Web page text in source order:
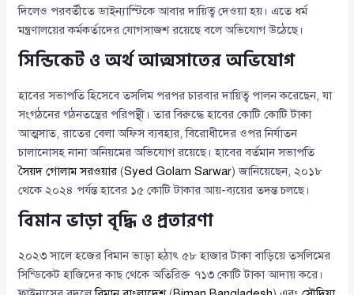
দিলেও পরবর্তীতে ডাইন্যাস্টিকে আবার দায়িত্ব দেওয়া হয়। এতে ধর্ম
মন্ত্রণালয়ের কর্মকর্তাদের যোগসাজশ রয়েছে বলে অভিযোগ উঠেছে।
সিন্ডিকেট ও অর্থ আত্মসাতের অভিযোগ
হাবের সভাপতি হিসেবে তসলিম পরপর চারবার দায়িত্ব পালন করেছেন, যা
সংগঠনের গঠনতন্ত্রের পরিপন্থী। তার বিরুদ্ধে হাবের কোটি কোটি টাকা
আত্মসাত, রাতের বেলা অফিস ব্যবহার, বিরোধীদের ওপর নির্যাতন
চালানোসহ নানা অনিয়মের অভিযোগ রয়েছে। হাবের বর্তমান সভাপতি
সৈয়দ গোলাম সরওয়ার (Syed Golam Sarwar) জানিয়েছেন, ২০১৮
থেকে ২০২৪ পর্যন্ত হাবের ১৫ কোটি টাকার আয়-ব্যয়ের তদন্ত চলছে।
বিমান ভাড়া বৃদ্ধি ও প্রতারণা
২০২৩ সালে হজের বিমান ভাড়া হঠাৎ ৫৮ হাজার টাকা বাড়িয়ে তসলিমের
সিন্ডিকেট হাজিদের কাছ থেকে অতিরিক্ত ৭১৩ কোটি টাকা আদায় করে।